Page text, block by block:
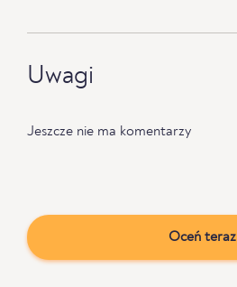
Uwagi
Jeszcze nie ma komentarzy
Oceń teraz